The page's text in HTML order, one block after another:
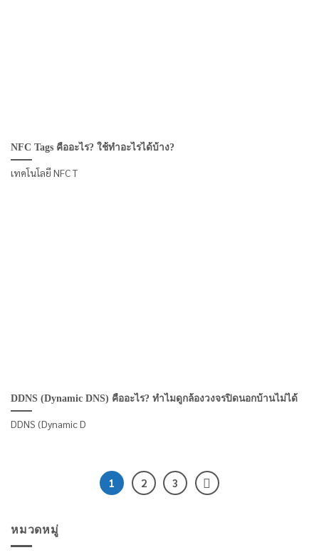
หมวดหมู่
NFC Tags คืออะไร? ใช้ทำอะไรได้บ้าง?
เทคโนโลยี NFC T
DDNS (Dynamic DNS) คืออะไร? ทำไมดูกล้องวงจรปิดนอกบ้านไม่ได้
DDNS (Dynamic D
1 2 3